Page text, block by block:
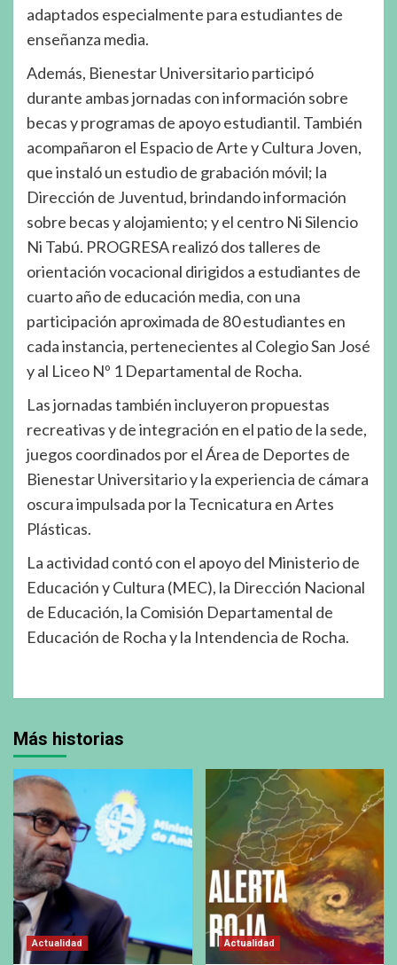
adaptados especialmente para estudiantes de
enseñanza media.
Además, Bienestar Universitario participó
durante ambas jornadas con información sobre
becas y programas de apoyo estudiantil. También
acompañaron el Espacio de Arte y Cultura Joven,
que instaló un estudio de grabación móvil; la
Dirección de Juventud, brindando información
sobre becas y alojamiento; y el centro Ni Silencio
Ni Tabú. PROGRESA realizó dos talleres de
orientación vocacional dirigidos a estudiantes de
cuarto año de educación media, con una
participación aproximada de 80 estudiantes en
cada instancia, pertenecientes al Colegio San José
y al Liceo Nº 1 Departamental de Rocha.
Las jornadas también incluyeron propuestas
recreativas y de integración en el patio de la sede,
juegos coordinados por el Área de Deportes de
Bienestar Universitario y la experiencia de cámara
oscura impulsada por la Tecnicatura en Artes
Plásticas.
La actividad contó con el apoyo del Ministerio de
Educación y Cultura (MEC), la Dirección Nacional
de Educación, la Comisión Departamental de
Educación de Rocha y la Intendencia de Rocha.
Más historias
Actualidad Actualidad